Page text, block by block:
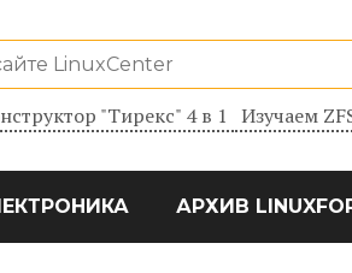
"Тирекс" 4 в 1 Изучаем
АРХИВ